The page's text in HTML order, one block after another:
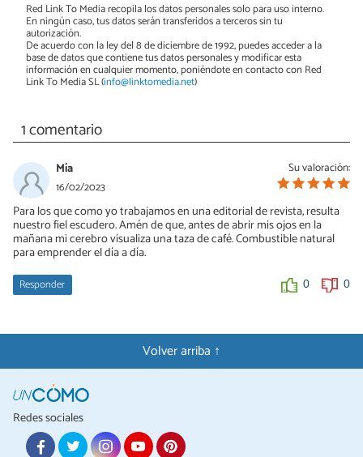
Red Link To Media recopila los datos personales solo para uso interno.
En ningún caso, tus datos serán transferidos a terceros sin tu
autorización.
De acuerdo con la ley del 8 de diciembre de 1992, puedes acceder a la
base de datos que contiene tus datos personales y modificar esta
información en cualquier momento, poniéndote en contacto con Red
Link To Media SL (info@linktomedia.net)
1 comentario
Su valoración:
Mía
16/02/2023
Para los que como yo trabajamos en una editorial de revista, resulta
nuestro fiel escudero. Amén de que, antes de abrir mis ojos en la
mañana mi cerebro visualiza una taza de café. Combustible natural
para emprender el día a día.
Responder 0 0
Volver arriba ↑
Redes sociales